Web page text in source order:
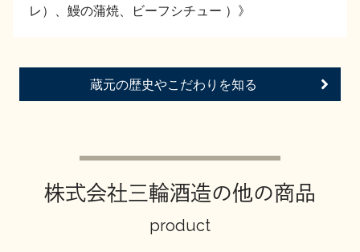
地酒蔵元会WEB展示会 地酒蔵元会利酒会
レ）、鰻の蒲焼、ビーフシチュー ）》
蔵元の歴史やこだわりを知る
株式会社三輪酒造の他の商品
product